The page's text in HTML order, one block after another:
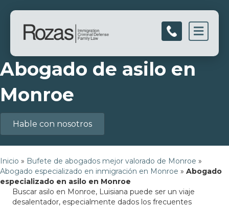
Abogado de asilo en
Monroe
Hable con nosotros
Inicio » Bufete de abogados mejor valorado de Monroe »
Abogado especializado en inmigración en Monroe » Abogado
especializado en asilo en Monroe
Buscar asilo en Monroe, Luisiana puede ser un viaje
desalentador, especialmente dados los frecuentes